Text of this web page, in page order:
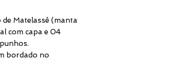
Matelassê (manta
com capa e 04
bordado no